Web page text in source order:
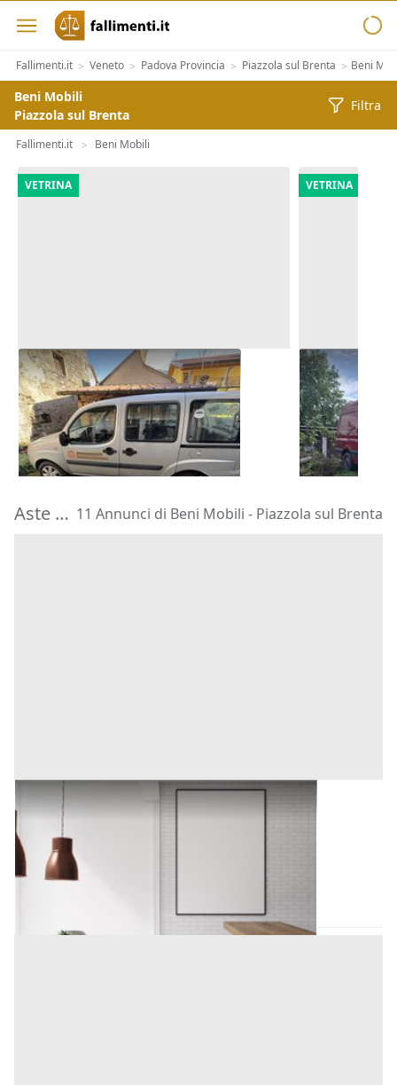
Fallimenti.it > Veneto > Padova Provincia > Piazzola sul Brenta > Beni
Beni Mobili
Piazzola sul Brenta
Filtra
Fallimenti.it > Beni Mobili
VETRINA
Autocarro Fiat Doblò
Taipana (Udine)
400 €
28/08/2026
VETRINA
Furgone
Melegnano
1.750 €
21/09/2026
Aste di beni mobili Piazzola sul Brenta 11 Annunci di Beni Mobili - Piazzola sul Brenta
Negozio all'asta a Padova
Piazzola sul Brenta
Offerta minima
254.250 €